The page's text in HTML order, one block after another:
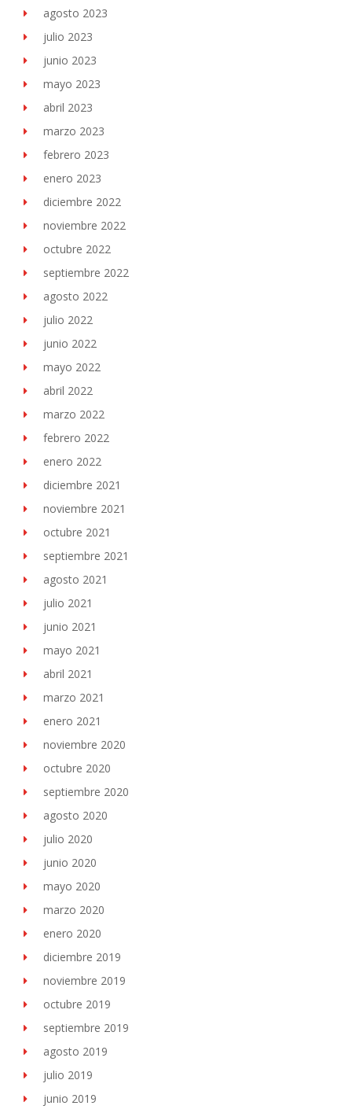
agosto 2023
julio 2023
junio 2023
mayo 2023
abril 2023
marzo 2023
febrero 2023
enero 2023
diciembre 2022
noviembre 2022
octubre 2022
septiembre 2022
agosto 2022
julio 2022
junio 2022
mayo 2022
abril 2022
marzo 2022
febrero 2022
enero 2022
diciembre 2021
noviembre 2021
octubre 2021
septiembre 2021
agosto 2021
julio 2021
junio 2021
mayo 2021
abril 2021
marzo 2021
enero 2021
noviembre 2020
octubre 2020
septiembre 2020
agosto 2020
julio 2020
junio 2020
mayo 2020
marzo 2020
enero 2020
diciembre 2019
noviembre 2019
octubre 2019
septiembre 2019
agosto 2019
julio 2019
junio 2019